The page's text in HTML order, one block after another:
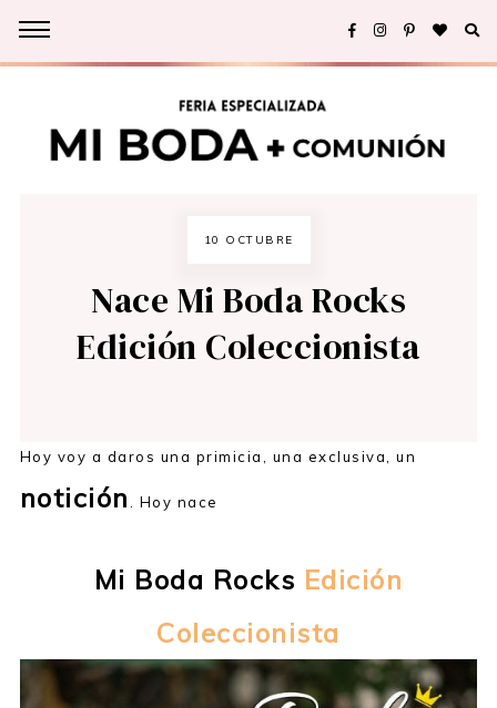
10 OCTUBRE
Nace Mi Boda Rocks
Edición Coleccionista
Hoy voy a daros una primicia, una exclusiva, un
notición. Hoy nace
Mi Boda Rocks Edición
Coleccionista